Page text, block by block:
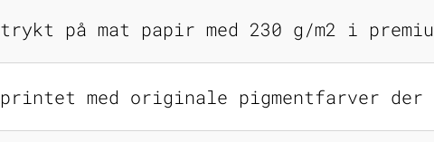
trykt på mat papir med 230 g/m2 i
printet med originale pigmentfarver der